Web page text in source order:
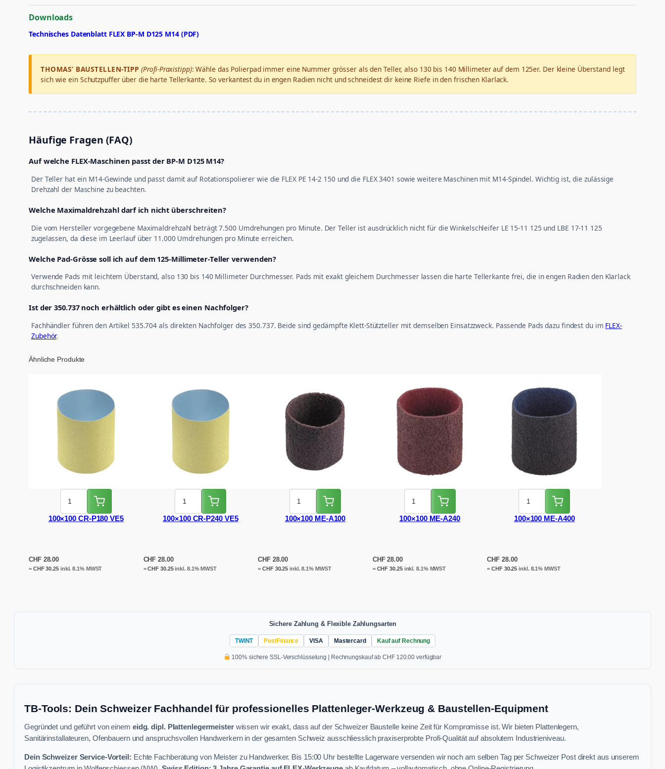
Downloads
Technisches Datenblatt FLEX BP-M D125 M14 (PDF)
THOMAS’ BAUSTELLEN-TIPP (Profi-Praxistipp): Wähle das Polierpad immer eine Nummer grösser als den Teller, also 130 bis 140 Millimeter auf dem 125er. Der kleine Überstand legt
sich wie ein Schutzpuffer über die harte Tellerkante. So verkantest du in engen Radien nicht und schneidest dir keine Riefe in den frischen Klarlack.
Häufige Fragen (FAQ)
Auf welche FLEX-Maschinen passt der BP-M D125 M14?
Der Teller hat ein M14-Gewinde und passt damit auf Rotationspolierer wie die FLEX PE 14-2 150 und die FLEX 3401 sowie weitere Maschinen mit M14-Spindel. Wichtig ist, die zulässige
Drehzahl der Maschine zu beachten.
Welche Maximaldrehzahl darf ich nicht überschreiten?
Die vom Hersteller vorgegebene Maximaldrehzahl beträgt 7.500 Umdrehungen pro Minute. Der Teller ist ausdrücklich nicht für die Winkelschleifer LE 15-11 125 und LBE 17-11 125
zugelassen, da diese im Leerlauf über 11.000 Umdrehungen pro Minute erreichen.
Welche Pad-Grösse soll ich auf dem 125-Millimeter-Teller verwenden?
Verwende Pads mit leichtem Überstand, also 130 bis 140 Millimeter Durchmesser. Pads mit exakt gleichem Durchmesser lassen die harte Tellerkante frei, die in engen Radien den Klarlack
durchschneiden kann.
Ist der 350.737 noch erhältlich oder gibt es einen Nachfolger?
Fachhändler führen den Artikel 535.704 als direkten Nachfolger des 350.737. Beide sind gedämpfte Klett-Stützteller mit demselben Einsatzzweck. Passende Pads dazu findest du im FLEX-
Zubehör.
Ähnliche Produkte
100×100 CR-P180 VE5
CHF28.00
= CHF30.25inkl. 8.1% MWST
100×100 CR-P240 VE5
CHF 28.00
=CHF 30.25inkl. 8.1% MWST
100×100 ME-A100
CHF28.00
= CHF30.25 inkl. 8.1% MWST
100×100 ME-A240
CHF28.00
= CHF 30.25inkl. 8.1% MWST
100×100 ME-A400
CHF 28.00
=CHF30.25 inkl. 8.1% MWST
Sichere Zahlung & Flexible Zahlungsarten
TWINT PostFinance VISA Mastercard Kauf auf Rechnung
100% sichere SSL-Verschlüsselung | Rechnungskauf ab CHF 120.00 verfügbar
TB-Tools: Dein Schweizer Fachhandel für professionelles Plattenleger-Werkzeug & Baustellen-Equipment
Gegründet und geführt von einem eidg. dipl. Plattenlegermeisterwissen wir exakt, dass auf der Schweizer Baustelle keine Zeit für Kompromisse ist. Wir bieten Plattenlegern,
Sanitärinstallateuren, Ofenbauern und anspruchsvollen Handwerkern in der gesamten Schweiz ausschliesslich praxiserprobte Profi-Qualität auf absolutem Industrieniveau.
Dein Schweizer Service-Vorteil: Echte Fachberatung von Meister zu Handwerker. Bis 15:00 Uhr bestellte Lagerware versenden wir noch am selben Tag per Schweizer Post direkt aus unserem